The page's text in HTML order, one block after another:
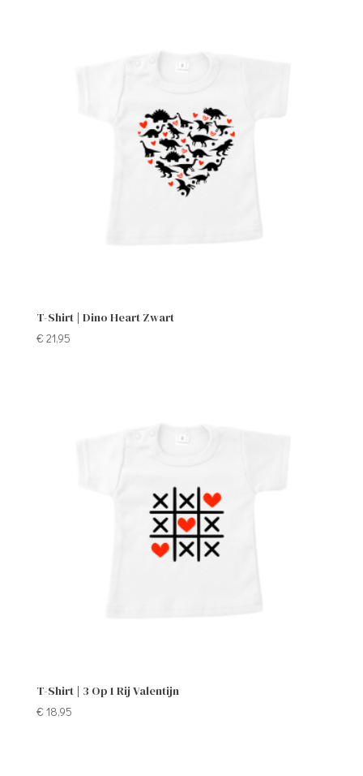
T-Shirt | Dino Heart Zwart
€ 21,95
T-Shirt | 3 Op 1 Rij Valentijn
€ 18,95